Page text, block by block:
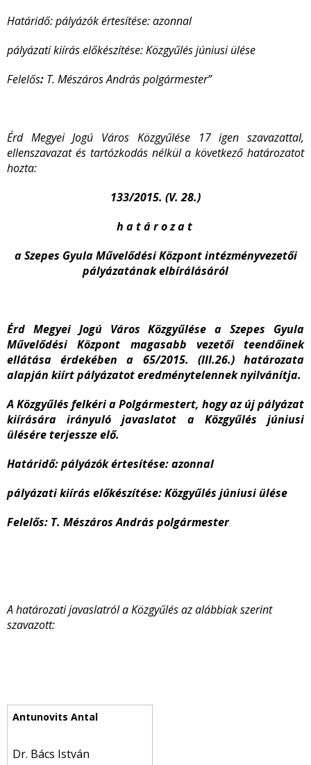
Határidő:pályázók értesítése: azonnal
pályázati kiírás előkészítése: Közgyűlés júniusi ülése
Felelős: T. Mészáros András polgármester”
Érd Megyei Jogú Város Közgyűlése 17 igen szavazattal,
ellenszavazat és tartózkodás nélkül a következő határozatot
hozta:
133/2015. (V. 28.)
h a t á r o z a t
a Szepes Gyula Művelődési Központ intézményvezetői
pályázatának elbírálásáról
Érd Megyei Jogú Város Közgyűlése a Szepes Gyula
Művelődési Központ magasabb vezetői teendőinek
ellátása érdekében a 65/2015. (III.26.) határozata
alapján kiírt pályázatot eredménytelennek nyilvánítja.
A Közgyűlés felkéri a Polgármestert, hogy az új pályázat
kiírására irányuló javaslatot a Közgyűlés júniusi
ülésére terjessze elő.
Határidő:pályázók értesítése: azonnal
pályázati kiírás előkészítése: Közgyűlés júniusi ülése
Felelős: T. Mészáros András polgármester
A határozati javaslatról a Közgyűlés az alábbiak szerint
szavazott:
Dr. Bács István